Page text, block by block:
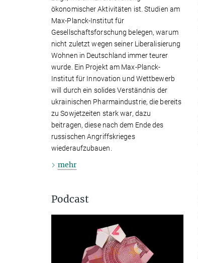
ökonomischer Aktivitäten ist. Studien am
Max-Planck-Institut für
Gesellschaftsforschung belegen, warum
nicht zuletzt wegen seiner Liberalisierung
Wohnen in Deutschland immer teurer
wurde. Ein Projekt am Max-Planck-
Institut für Innovation und Wettbewerb
will durch ein solides Verständnis der
ukrainischen Pharmaindustrie, die bereits
zu Sowjetzeiten stark war, dazu
beitragen, diese nach dem Ende des
russischen Angriffskrieges
wiederaufzubauen.
mehr
Podcast